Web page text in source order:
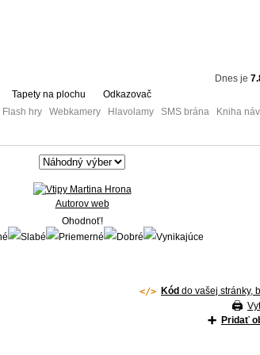
Dnes je
Tapety na plochu
Odkazovač
Flash hry Webkamery Hlavolamy SMS brána Kniha
Autorov web
Ohodnoť!
Kód do vašej stránky,
Pridať